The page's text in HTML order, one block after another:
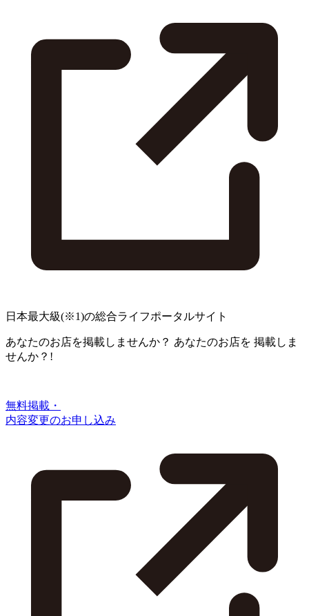
日本最大級(※1)の総合ライフポータルサイト
あなたのお店を掲載しませんか？ あなたのお店を 掲載しま
せんか？!
無料掲載・
内容変更のお申し込み